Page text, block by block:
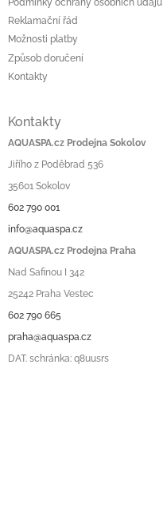
Podmínky ochrany osobních údajů
Reklamační řád
Možnosti platby
Způsob doručení
Kontakty
Kontakty
AQUASPA.cz Prodejna Sokolov
Jiřího z Poděbrad 536
35601 Sokolov
602 790 001
info@aquaspa.cz
AQUASPA.cz Prodejna Praha
Nad Safinou I 342
25242 Praha Vestec
602 790 665
praha@aquaspa.cz
DAT. schránka: q8uusrs